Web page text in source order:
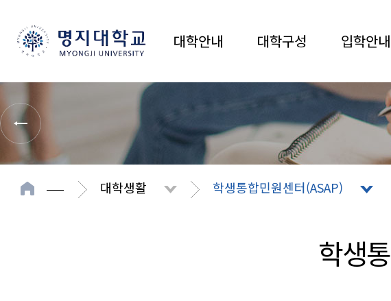
대학안내 대학구성 입학안내
대학생활 학생통합민원센터(ASAP)
학생